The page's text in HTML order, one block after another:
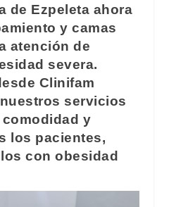
de Ezpeleta ahora
y camas
atención de
severa.
Clinifam
servicios
y
los pacientes,
con obesidad